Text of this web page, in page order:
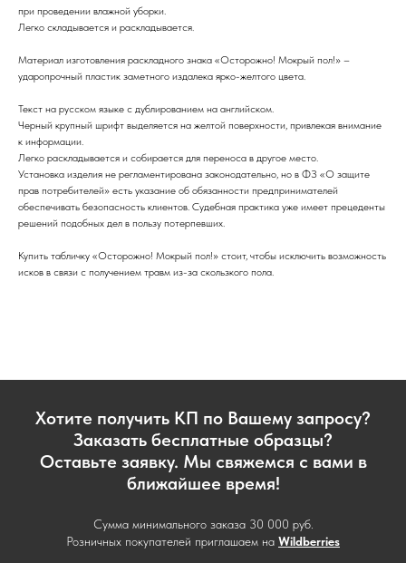
при проведении влажной уборки.
Легко складывается и раскладывается.
Материал изготовления раскладного знака «Осторожно! Мокрый пол!» –
ударопрочный пластик заметного издалека ярко-желтого цвета.
Текст на русском языке с дублированием на английском.
Черный крупный шрифт выделяется на желтой поверхности, привлекая внимание
к информации.
Легко раскладывается и собирается для переноса в другое место.
Установка изделия не регламентирована законодательно, но в ФЗ «О защите
прав потребителей» есть указание об обязанности предпринимателей
обеспечивать безопасность клиентов. Судебная практика уже имеет прецеденты
решений подобных дел в пользу потерпевших.
Купить табличку «Осторожно! Мокрый пол!» стоит, чтобы исключить возможность
исков в связи с получением травм из-за скользкого пола.
Хотите получить КП по Вашему запросу?
Заказать бесплатные образцы?
Оставьте заявку. Мы свяжемся с вами в
ближайшее время!
Сумма минимального заказа 30 000 руб.
Розничных покупателей приглашаем на Wildberries